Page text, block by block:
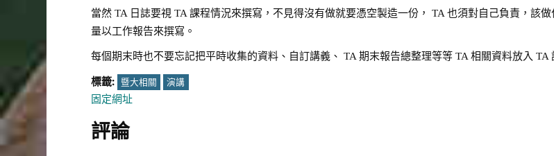
當然 TA 日誌要視 TA 課程情況來撰寫，不見得沒有做就要憑空製造一份， TA 也須對自己負責，該
量以工作報告來撰寫。
每個期末時也不要忘記把平時收集的資料、自訂講義、 TA 期末報告總整理等等 TA 相關資料放入 TA
標籤: 暨大相關 演講
固定網址
評論